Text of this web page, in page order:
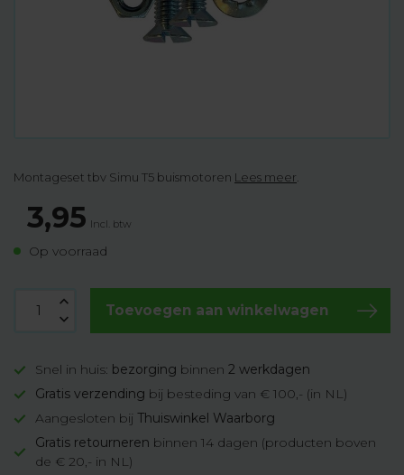
Montageset tbv Simu T5 buismotoren Lees meer
3,95 Incl. btw
Op voorraad
Toevoegen aan winkelwagen
Snel in huis: bezorging binnen 2 werkdagen
Gratis verzending bij besteding van € 100,- (in NL)
Aangesloten bij Thuiswinkel Waarborg
Gratis retourneren binnen 14 dagen (producten boven
de € 20,- in NL)